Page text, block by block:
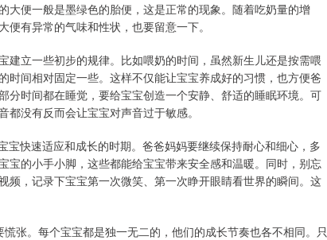
大便一般是墨绿色的胎便，这是正常的现象。随着吃奶量的增
有异常的气味和性状，也要留意一下。
立一些初步的规律。比如喂奶的时间，虽然新生儿还是按需喂
间相对固定一些。这样不仅能让宝宝养成好的习惯，也方便爸
时间都在睡觉，要给宝宝创造一个安静、舒适的睡眠环境。可
没有反而会让宝宝对声音过于敏感。
快速适应和成长的时期。爸爸妈妈要继续保持耐心和细心，多
的小手小脚，这些都能给宝宝带来安全感和温暖。同时，别忘
频，记录下宝宝第一次微笑、第一次睁开眼睛看世界的瞬间。这
张。每个宝宝都是独一无二的，他们的成长节奏也各不相同。只